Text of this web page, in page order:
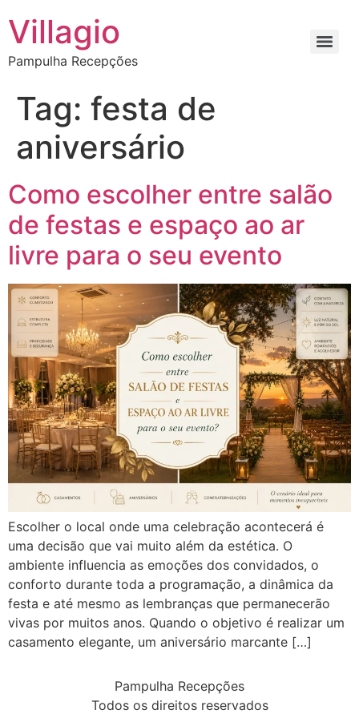
Villagio
Pampulha Recepções
Tag: festa de
aniversário
Como escolher entre salão
de festas e espaço ao ar
livre para o seu evento
Escolher o local onde uma celebração acontecerá é
uma decisão que vai muito além da estética. O
ambiente influencia as emoções dos convidados, o
conforto durante toda a programação, a dinâmica da
festa e até mesmo as lembranças que permanecerão
vivas por muitos anos. Quando o objetivo é realizar um
casamento elegante, um aniversário marcante […]
Pampulha Recepções
Todos os direitos reservados